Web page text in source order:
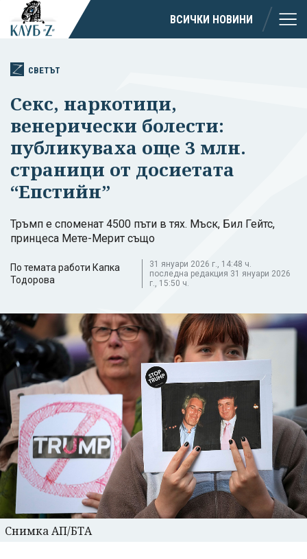
ВСИЧКИ НОВИНИ
СВЕТЪТ
Секс, наркотици,
венерически болести:
публикуваха още 3 млн.
страници от досиетата
“Епстийн”
Тръмп е споменат 4500 пъти в тях. Мъск, Бил Гейтс,
принцеса Мете-Мерит също
По темата работи Капка
Тодорова
31 януари 2026 г., 14:48 ч.
последна редакция 31 януари 2026
г., 15:50 ч.
Снимка АП/БТА